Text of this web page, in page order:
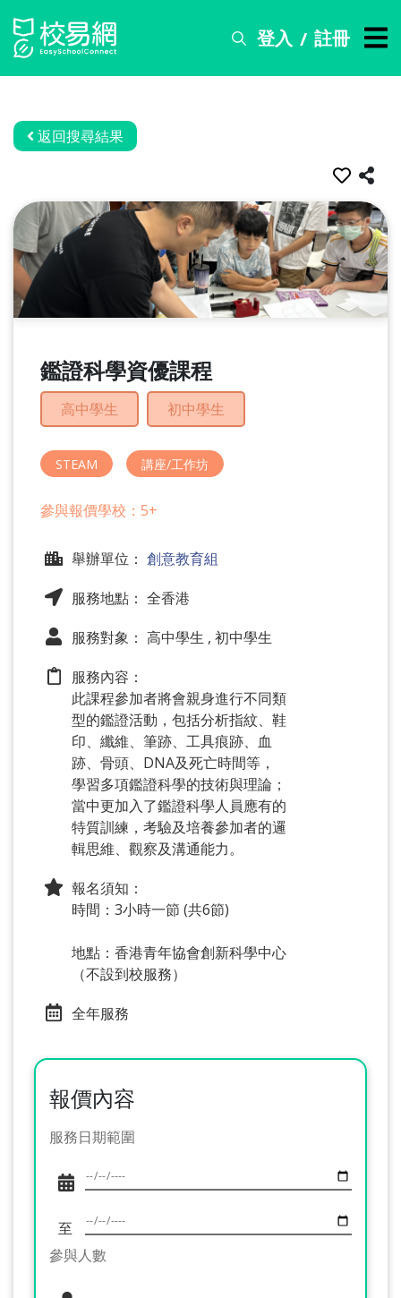
登入 / 註冊
搜
務
資
訊
關
於
我
返回搜尋結果
鑑證科學資優課程
高中學生 初中學生
STEAM 講座/工作坊
參與報價學校：5+
舉辦單位： 創意教育組
服務地點： 全香港
服務對象： 高中學生 , 初中學生
服務內容：
此課程參加者將會親身進行不同類
型的鑑證活動，包括分析指紋、鞋
印、纖維、筆跡、工具痕跡、血
跡、骨頭、DNA及死亡時間等，
學習多項鑑證科學的技術與理論；
當中更加入了鑑證科學人員應有的
特質訓練，考驗及培養參加者的邏
輯思維、觀察及溝通能力。
報名須知：
時間：3小時一節 (共6節)
地點：香港青年協會創新科學中心
（不設到校服務）
全年服務
報價內容
服務日期範圍
至
參與人數